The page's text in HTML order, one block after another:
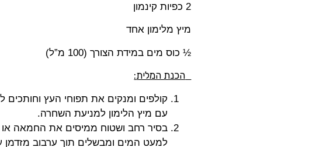
2כפיות קינמון
מיץ מלימון אחד
½ כוס מים במידת הצורך (100 מ”ל)
הכנת המלית:
עם מיץ הלימון למניעת השחרה.
בסיר רחב ושטוח ממיסים את החמאה או
למעט המים ומבשלים תוך ערבוב מזדמן